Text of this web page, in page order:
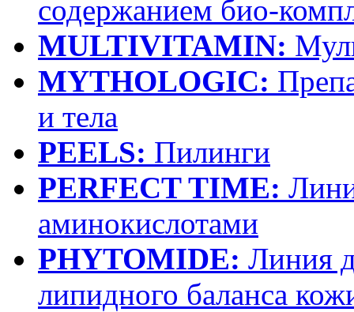
содержанием био-
MULTIVITAMIN:
MYTHOLOGIC:
и тела
PEELS: Пилинги
PERFECT TIME:
аминокислотами
PHYTOMIDE: Линия
липидного баланса